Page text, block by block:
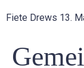
Fiete Drews 13.